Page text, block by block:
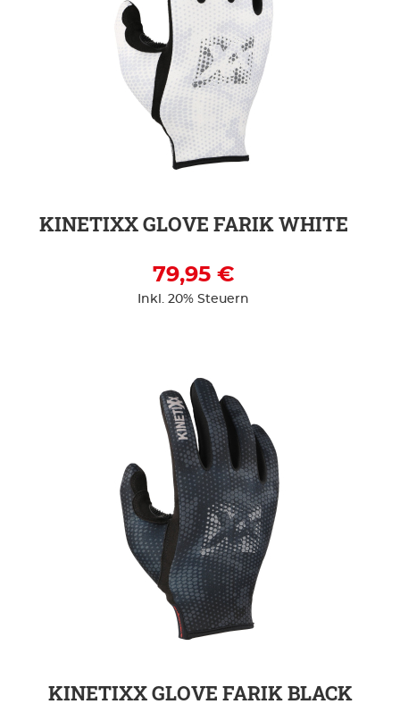
KINETIXX GLOVE FARIK WHITE
79,95 €
Inkl. 20% Steuern
ZUR DETAILSEITE
KINETIXX GLOVE FARIK BLACK
ZUR DETAILSEITE